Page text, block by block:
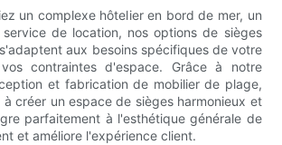
un complexe hôtelier en bord de mer, un
de location, nos options de sièges
aux besoins spécifiques de votre
contraintes d'espace. Grâce à notre
et fabrication de mobilier de plage,
à créer un espace de sièges harmonieux et
parfaitement à l'esthétique générale de
et améliore l'expérience client.